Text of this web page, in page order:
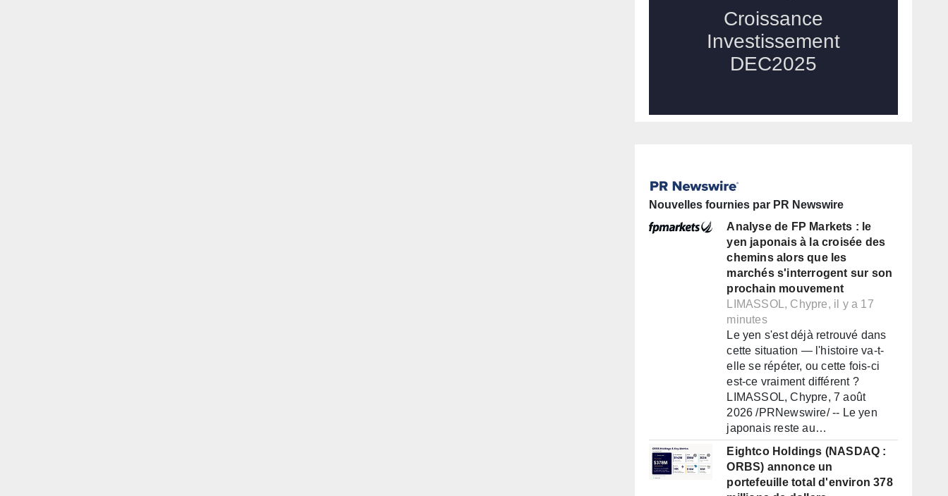
Nouvelles fournies par PR Newswire
Analyse de FP Markets : le
yen japonais à la croisée des
chemins alors que les
marchés s'interrogent sur son
prochain mouvement
LIMASSOL, Chypre, il y a 17
minutes
Le yen s'est déjà retrouvé dans
cette situation — l'histoire va-t-
elle se répéter, ou cette fois-ci
est-ce vraiment différent ?
LIMASSOL, Chypre, 7 août
2026 /PRNewswire/ -- Le yen
japonais reste au…
Eightco Holdings (NASDAQ :
ORBS) annonce un
portefeuille total d'environ 378